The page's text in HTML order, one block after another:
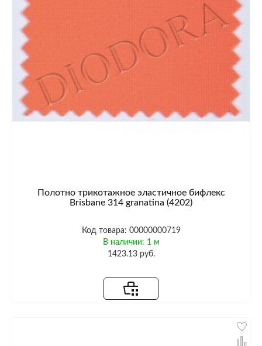
Полотно трикотажное эластичное бифлекс
Brisbane 314 granatina (4202)
Код товара: 00000000719
В наличии: 1 м
1423.13 руб.